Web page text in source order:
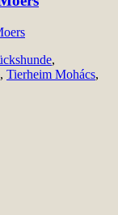
,
, Tierheim Mohács,